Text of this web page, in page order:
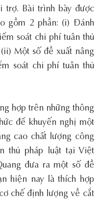
trợ. Bài trình bày được
gồm 2 phần: (i) Đánh
soát chi phí tuân thủ
Một số đề xuất nâng
soát chi phí tuân thủ
hợp trên những thông
để khuyến nghị một
cao chất lượng công
thủ pháp luật tại Việt
đưa ra một số đề
hiện nay là thích hợp
chế định lượng về cắt